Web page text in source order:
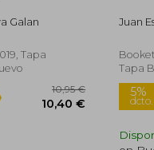
Galan
Tapa
Juan
Tapa